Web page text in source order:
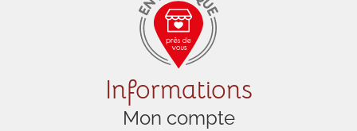
Informations
Mon compte